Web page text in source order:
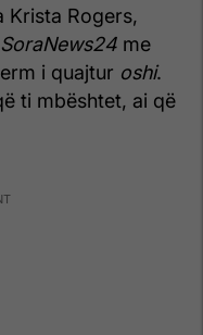
Krista Rogers,
SoraNews24 me
i quajtur oshi.
ti mbështet, ai që